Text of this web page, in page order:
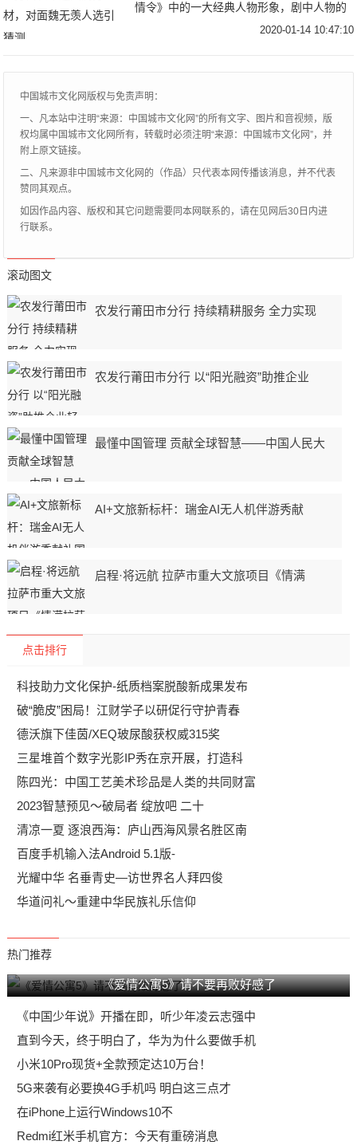
情令》中的一大经典人物形象，剧中人物的
形象及装扮都深受众人喜爱，模仿者更是比
2020-01-14 10:47:10
中国城市文化网版权与免责声明：
一、凡本站中注明“来源：中国城市文化网”的所有文字、图片和音视频，版
权均属中国城市文化网所有，转载时必须注明“来源：中国城市文化网”，并
附上原文链接。
二、凡来源非中国城市文化网的（作品）只代表本网传播该消息，并不代表
赞同其观点。
如因作品内容、版权和其它问题需要同本网联系的，请在见网后30日内进
行联系。
滚动图文
农发行莆田市分行 持续精耕服务 全力实现
农发行莆田市分行 以“阳光融资”助推企业
最懂中国管理 贡献全球智慧——中国人民大
AI+文旅新标杆：瑞金AI无人机伴游秀献
启程·将远航 拉萨市重大文旅项目《情满
点击排行
科技助力文化保护-纸质档案脱酸新成果发布
破“脆皮”困局！江财学子以研促行守护青春
德沃旗下佳茵/XEQ玻尿酸获权威315奖
三星堆首个数字光影IP秀在京开展，打造科
陈四光：中国工艺美术珍品是人类的共同财富
2023智慧预见～破局者 绽放吧 二十
清凉一夏 逐浪西海：庐山西海风景名胜区南
百度手机输入法Android 5.1版-
光耀中华 名垂青史—访世界名人拜四俊
华道问礼～重建中华民族礼乐信仰
热门推荐
《爱情公寓5》请不要再败好感了
《中国少年说》开播在即，听少年凌云志强中
直到今天，终于明白了，华为为什么要做手机
小米10Pro现货+全款预定达10万台！
5G来袭有必要换4G手机吗 明白这三点才
在iPhone上运行Windows10不
Redmi红米手机官方：今天有重磅消息